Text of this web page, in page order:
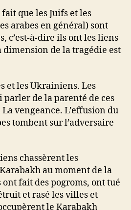
que les Juifs et les
arabes en général) sont
c’est-à-dire ils ont les liens
dimension de la tragédie est
et les Ukrainiens. Les
parler de la parenté de ces
vengeance. L’effusion du
tombent sur l’adversaire
chassèrent les
au moment de la
ont fait des pogroms, ont tué
et rasé les villes et
le Karabakh